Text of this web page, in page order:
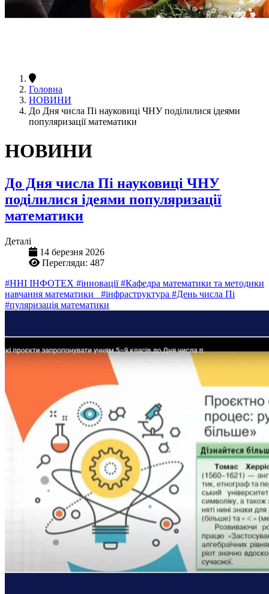
Головна
НОВИНИ
До Дня числа Пі науковиці ЧНУ поділилися ідеями
популяризації математики
НОВИНИ
До Дня числа Пі науковиці ЧНУ
поділилися ідеями популяризації
математики
Деталі
14 березня 2026
Перегляди: 487
#ННІ ІНФОТЕХ #інновації#Кафедра математики та методики
навчання математики #інфраструктура #День числа Пі
#пуляризація математики